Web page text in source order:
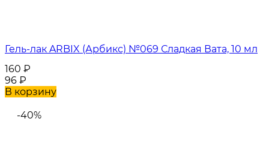
Гель-лак ARBIX (Арбикс) №069 Сладкая Вата, 10 мл
160 ₽
96 ₽
В корзину
-40%